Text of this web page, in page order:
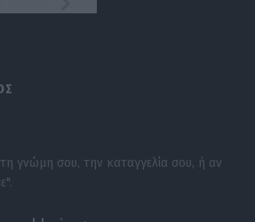
γνώμη σου, την καταγγελία σου, ή αν